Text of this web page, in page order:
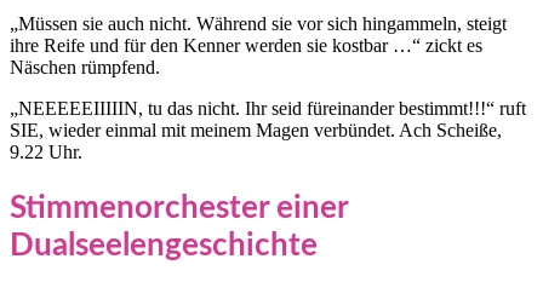
„Müssen sie auch nicht. Während sie vor sich hingammeln, steigt
ihre Reife und für den Kenner werden sie kostbar …“ zickt es
Näschen rümpfend.
„NEEEEEIIIIIN, tu das nicht. Ihr seid füreinander bestimmt!!!“ ruft
SIE, wieder einmal mit meinem Magen verbündet. Ach Scheiße,
9.22 Uhr.
Stimmenorchester einer
Dualseelengeschichte